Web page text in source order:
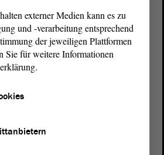
externer Medien kann es zu
und -verarbeitung entsprechend
der jeweiligen Plattformen
Sie für weitere Informationen